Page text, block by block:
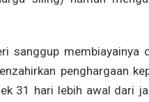
sanggup membiayainya
penghargaan
31 hari lebih awal dari